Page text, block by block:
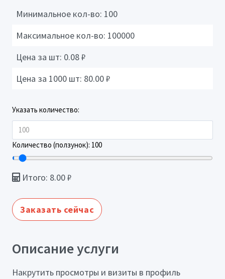
Минимальное кол-во: 100
Максимальное кол-во: 100000
Цена за шт: 0.08₽
Цена за 1000 шт: 80.00₽
Указать количество:
Количество (ползунок): 100
Итого: 8.00₽
Заказать сейчас
Описание услуги
Накрутить просмотры и визиты в профиль